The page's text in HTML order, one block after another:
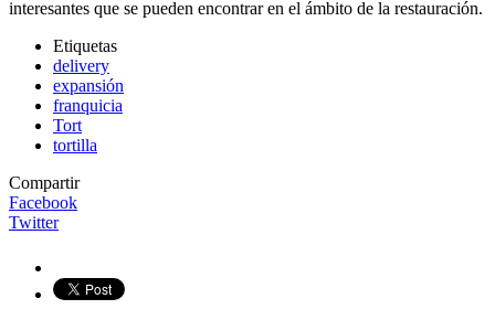
interesantes que se pueden encontrar en el ámbito de la restauración.
Etiquetas
delivery
expansión
franquicia
Tort
tortilla
Compartir
Facebook
Twitter